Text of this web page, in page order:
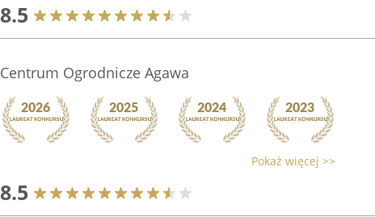
8.5
Centrum Ogrodnicze Agawa
Pokaż więcej >>
8.5